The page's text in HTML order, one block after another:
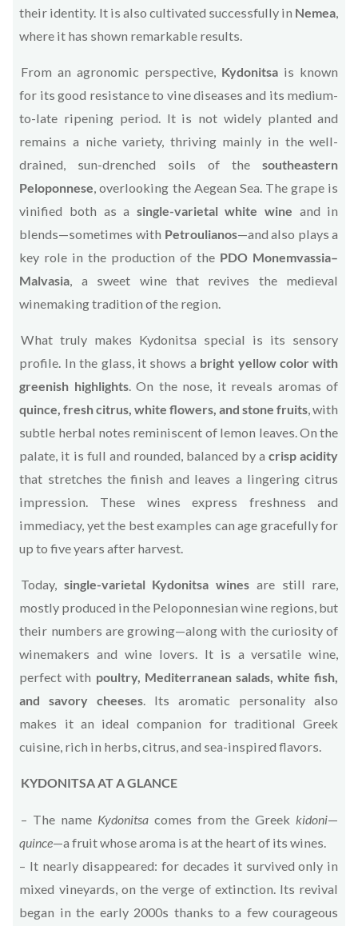
their identity. It is also cultivated successfully in Nemea,
where it has shown remarkable results.
From an agronomic perspective, Kydonitsa is known
for its good resistance to vine diseases and its medium-
to-late ripening period. It is not widely planted and
remains a niche variety, thriving mainly in the well-
drained, sun-drenched soils of thesoutheastern
Peloponnese, overlooking the Aegean Sea. The grape is
vinified both as a single-varietal white wine and in
blends—sometimes with Petroulianos—and also plays a
key role in the production of the PDO Monemvassia–
Malvasia, a sweet wine that revives the medieval
winemaking tradition of the region.
What truly makes Kydonitsa special is its sensory
profile. In the glass, it shows a bright yellow color with
greenish highlights. On the nose, it reveals aromas of
quince, fresh citrus, white flowers, and stone fruits, with
subtle herbal notes reminiscent of lemon leaves. On the
palate, it is full and rounded, balanced by acrisp acidity
that stretches the finish and leaves a lingering citrus
impression. These wines express freshness and
immediacy, yet the best examples can age gracefully for
up to five years after harvest.
Today, single-varietal Kydonitsa wines are still rare,
mostly produced in the Peloponnesian wine regions, but
their numbers are growing—along with the curiosity of
winemakers and wine lovers. It is a versatile wine,
perfect with poultry, Mediterranean salads, white fish,
and savory cheeses. Its aromatic personality also
makes it an ideal companion for traditional Greek
cuisine, rich in herbs, citrus, and sea-inspired flavors.
KYDONITSA AT A GLANCE
– The name Kydonitsacomes from the Greekkidoni—
quince—a fruit whose aroma is at the heart of its wines.
– It nearly disappeared: for decades it survived only in
mixed vineyards, on the verge of extinction. Its revival
began in the early 2000s thanks to a few courageous